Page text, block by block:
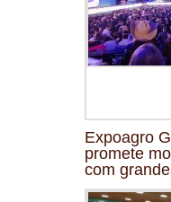
Expoagro
promete
com